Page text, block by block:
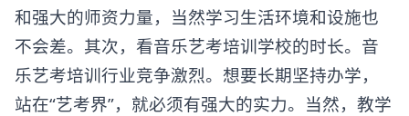
和强大的师资力量，当然学习生活环境和设施也
不会差。其次，看音乐艺考培训学校的时长。音
乐艺考培训行业竞争激烈。想要长期坚持办学，
站在“艺考界”，就必须有强大的实力。当然，教学